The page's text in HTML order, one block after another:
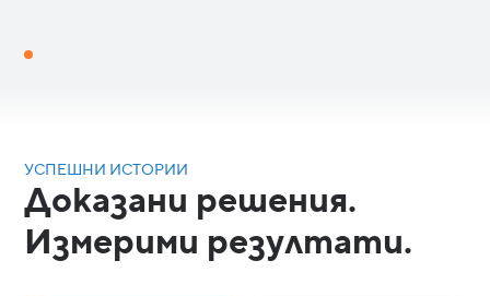
УСПЕШНИ ИСТОРИИ
Доказани решения.
Измерими резултати.